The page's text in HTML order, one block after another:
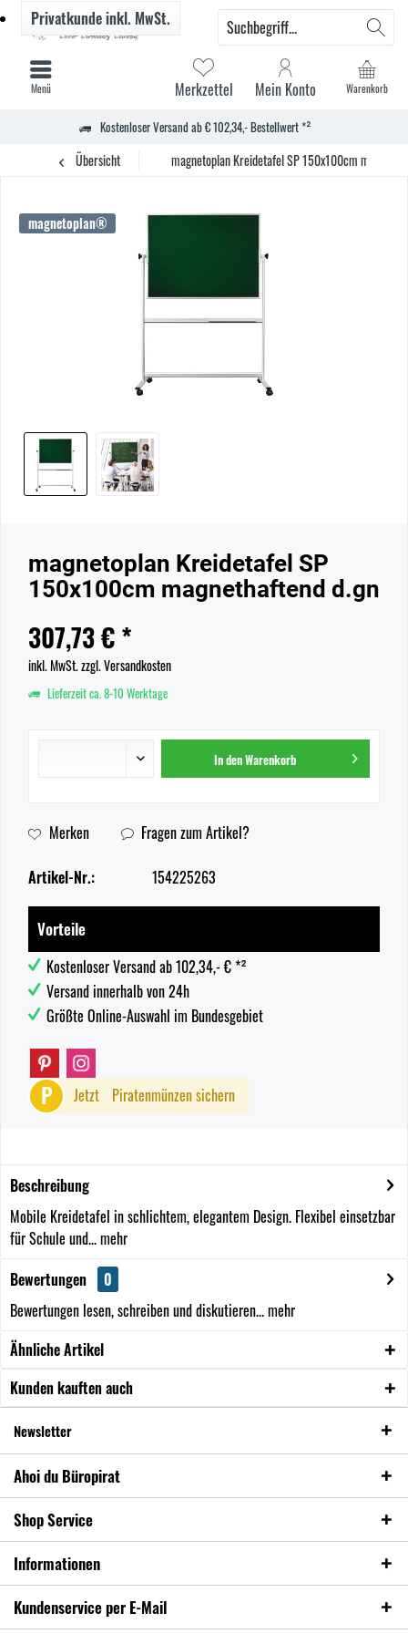
Kostenloser Versand ab € 102,34,- Bestellwert *²
Warenkorb
Merkzettel Mein Konto
Privatkundeinkl. MwSt.
Menü
Übersicht magnetoplan Kreidetafel SP 150x100cm
magnetoplan®
magnetoplan Kreidetafel SP
150x100cm magnethaftend d.gn
307,73 € *
inkl. MwSt.zzgl. Versandkosten
Lieferzeit ca. 8-10 Werktage
In denWarenkorb
Merken Fragen zum Artikel?
Artikel-Nr.: 154225263
Vorteile
Kostenloser Versand ab 102,34,- € *²
Versand innerhalb von 24h
Größte Online-Auswahl im Bundesgebiet
P Jetzt Piratenmünzen sichern
Beschreibung
Mobile Kreidetafel in schlichtem, elegantem Design. Flexibel einsetzbar
für Schule und...mehr
Bewertungen
0
Bewertungen lesen, schreiben und diskutieren...mehr
Ähnliche Artikel
Kunden kauften auch
Newsletter
Ahoi du Büropirat
Shop Service
Informationen
Kundenservice per E-Mail